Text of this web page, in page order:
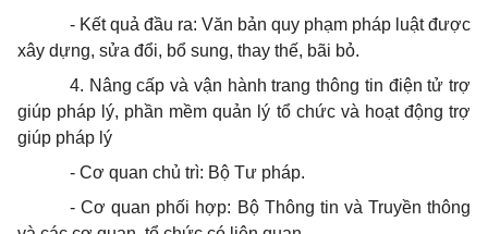
- Kết quả đầu ra: Văn bản quy phạm pháp luật được
xây dựng, sửa đổi, bổ sung, thay thế, bãi bỏ.
4. Nâng cấp và vận hành trang thông tin điện tử trợ
giúp pháp lý, phần mềm quản lý tổ chức và hoạt động trợ
giúp pháp lý
- Cơ quan chủ trì: Bộ Tư pháp.
- Cơ quan phối hợp: Bộ Thông tin và Truyền thông